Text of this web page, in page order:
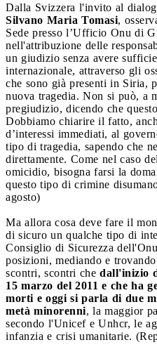
Dalla Svizzera l'invito al
Silvano Maria Tomasi,
Sede presso l’Ufficio Onu di
nell'attribuzione delle
un giudizio senza avere
internazionale, attraverso gli
che sono già presenti in Siria,
nuova tragedia. Non si può, a
pregiudizio, dicendo che
Dobbiamo chiarire il fatto,
d’interessi immediati, al
tipo di tragedia, sapendo che
direttamente. Come nel caso
omicidio, bisogna farsi la
questo tipo di crimine
agosto)
Ma allora cosa deve fare il
di sicuro un qualche tipo di
Consiglio di Sicurezza
posizioni, mediando e
scontri, scontri che dall'inizio
15 marzo del 2011 e che ha
morti e oggi si parla di due
metà minorenni, la maggior
secondo l'Unicef e Unhcr, le
infanzia e crisi umanitarie.